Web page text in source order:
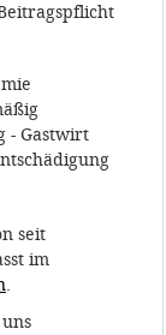
- Gastwirt
seit
im
.